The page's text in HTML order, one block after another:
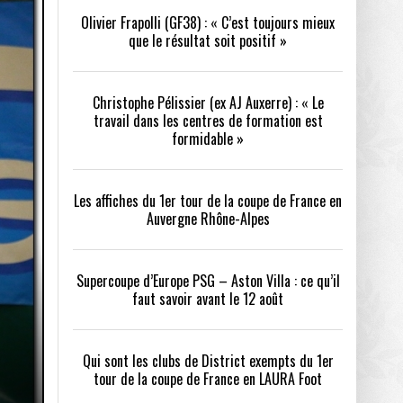
- 24/07/2026
a tenu toutes ses promesses - 04/07/2026
PSG – ASTON VILLA :
QUI SONT LES CLUBS DE DISTRICT EXEMPTS
DU 1ER TOUR DE LA COUPE DE FRANCE EN
LAURA FOOT
Olivier Frapolli (GF38) : « C’est toujours mieux
que le résultat soit positif »
Christophe Pélissier (ex AJ Auxerre) : « Le
travail dans les centres de formation est
formidable »
Les affiches du 1er tour de la coupe de France en
Auvergne Rhône-Alpes
Supercoupe d’Europe PSG – Aston Villa : ce qu’il
faut savoir avant le 12 août
Qui sont les clubs de District exempts du 1er
tour de la coupe de France en LAURA Foot